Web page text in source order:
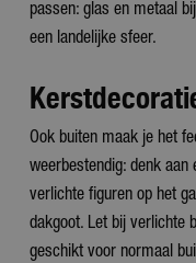
passen: glas en metaal
een landelijke sfeer.
Ook buiten maak je het
weerbestendig: denk
verlichte figuren op het
dakgoot. Let bij verlichte
geschikt voor normaal